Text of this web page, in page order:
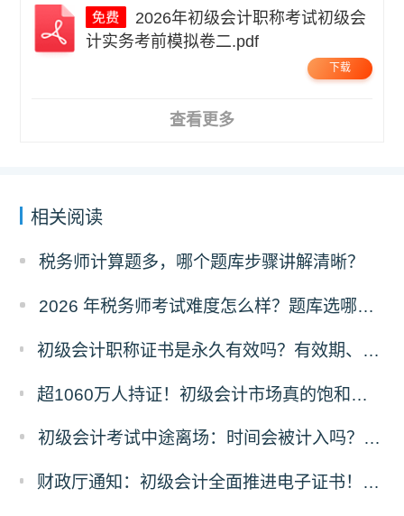
计实务考前模拟卷二.pdf
下载
查看更多
相关阅读
税务师计算题多，哪个题库步骤讲解清晰？
2026 年税务师考试难度怎么样？题库选哪家的好？
初级会计职称证书是永久有效吗？有效期、领取时限及继续教育要求全解答
超1060万人持证！初级会计市场真的饱和了吗？含金量真相+2026备考攻略
初级会计考试中途离场：时间会被计入吗？规则与原因详解
财政厅通知：初级会计全面推进电子证书！纸质证书还发吗？2025年领证时间看这里